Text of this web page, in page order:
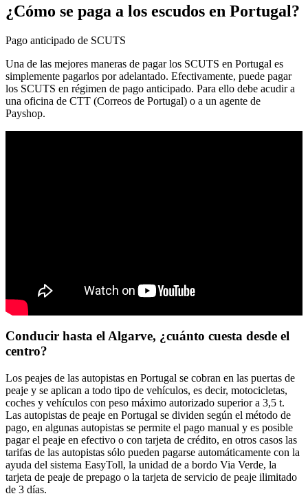
¿Cómo se paga a los escudos en Portugal?
Pago anticipado de SCUTS
Una de las mejores maneras de pagar los SCUTS en Portugal es
simplemente pagarlos por adelantado. Efectivamente, puede pagar
los SCUTS en régimen de pago anticipado. Para ello debe acudir a
una oficina de CTT (Correos de Portugal) o a un agente de
Payshop.
Conducir hasta el Algarve, ¿cuánto cuesta desde el
centro?
Los peajes de las autopistas en Portugal se cobran en las puertas de
peaje y se aplican a todo tipo de vehículos, es decir, motocicletas,
coches y vehículos con peso máximo autorizado superior a 3,5 t.
Las autopistas de peaje en Portugal se dividen según el método de
pago, en algunas autopistas se permite el pago manual y es posible
pagar el peaje en efectivo o con tarjeta de crédito, en otros casos las
tarifas de las autopistas sólo pueden pagarse automáticamente con la
ayuda del sistema EasyToll, la unidad de a bordo Via Verde, la
tarjeta de peaje de prepago o la tarjeta de servicio de peaje ilimitado
de 3 días.